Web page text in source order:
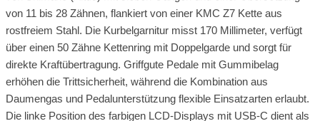
von 11 bis 28 Zähnen, flankiert von einer KMC Z7 Kette aus
rostfreiem Stahl. Die Kurbelgarnitur misst 170 Millimeter, verfügt
über einen 50 Zähne Kettenring mit Doppelgarde und sorgt für
direkte Kraftübertragung. Griffgute Pedale mit Gummibelag
erhöhen die Trittsicherheit, während die Kombination aus
Daumengas und Pedalunterstützung flexible Einsatzarten erlaubt.
Die linke Position des farbigen LCD-Displays mit USB-C dient als